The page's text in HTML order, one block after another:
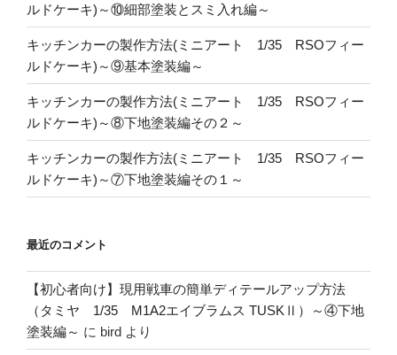
ルドケーキ)～⑩細部塗装とスミ入れ編～
キッチンカーの製作方法(ミニアート 1/35 RSOフィー
ルドケーキ)～⑨基本塗装編～
キッチンカーの製作方法(ミニアート 1/35 RSOフィー
ルドケーキ)～⑧下地塗装編その２～
キッチンカーの製作方法(ミニアート 1/35 RSOフィー
ルドケーキ)～⑦下地塗装編その１～
最近のコメント
【初心者向け】現用戦車の簡単ディテールアップ方法
（タミヤ 1/35 M1A2エイブラムス TUSKⅡ）～④下地
塗装編～ に bird より